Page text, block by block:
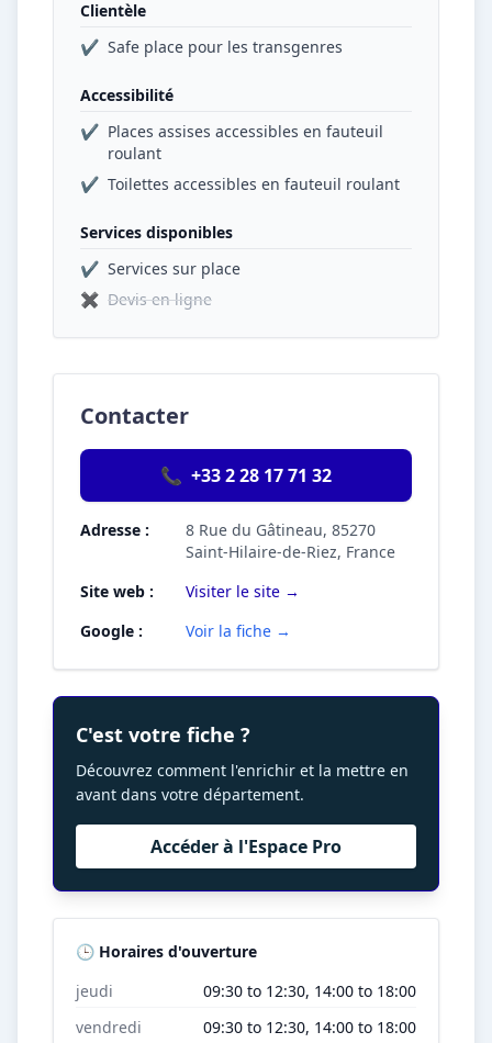
Clientèle
✔ Safe place pour les transgenres
Accessibilité
✔ Places assises accessibles en fauteuil
roulant
✔ Toilettes accessibles en fauteuil roulant
Services disponibles
✔ Services sur place
✖ Devis en ligne
Contacter
📞 +33 2 28 17 71 32
Adresse :
8 Rue du Gâtineau, 85270
Saint-Hilaire-de-Riez, France
Site web :
Visiter le site →
Google :
Voir la fiche →
C'est votre fiche ?
Découvrez comment l'enrichir et la mettre en
avant dans votre département.
Accéder à l'Espace Pro
🕒 Horaires d'ouverture
jeudi
09:30 to 12:30, 14:00 to 18:00
vendredi
09:30 to 12:30, 14:00 to 18:00